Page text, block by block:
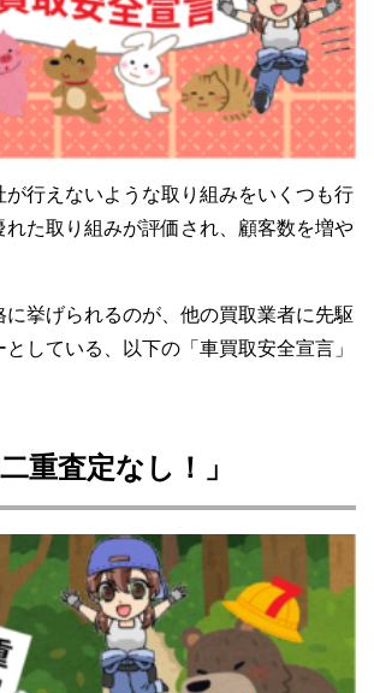
が行えないような取り組みをいくつも行
れた取り組みが評価され、顧客数を増や
に挙げられるのが、他の買取業者に先駆
している、以下の「車買取安全宣言」
重査定なし！」